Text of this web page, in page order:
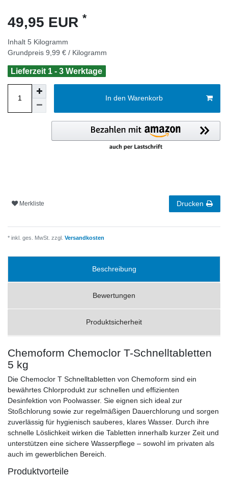
49,95 EUR *
Inhalt 5 Kilogramm
Grundpreis 9,99 € / Kilogramm
Lieferzeit 1 - 3 Werktage
In den Warenkorb
Merkliste Drucken
* inkl. ges. MwSt. zzgl. Versandkosten
Beschreibung
Bewertungen
Produktsicherheit
Chemoform Chemoclor T-Schnelltabletten
5 kg
Die Chemoclor T Schnelltabletten von Chemoform sind ein
bewährtes Chlorprodukt zur schnellen und effizienten
Desinfektion von Poolwasser. Sie eignen sich ideal zur
Stoßchlorung sowie zur regelmäßigen Dauerchlorung und sorgen
zuverlässig für hygienisch sauberes, klares Wasser. Durch ihre
schnelle Löslichkeit wirken die Tabletten innerhalb kurzer Zeit und
unterstützen eine sichere Wasserpflege – sowohl im privaten als
auch im gewerblichen Bereich.
Produktvorteile